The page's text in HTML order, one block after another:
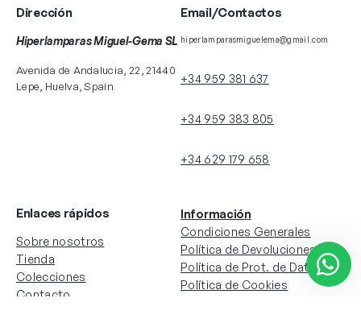
Dirección
Hiperlamparas Miguel-Gema SL
Avenida de Andalucia, 22, 21440
Lepe, Huelva, Spain
Email/Contactos
hiperlamparasmiguelema@gmail.com
+34 959 381 637
+34 959 383 805
+34 629 179 658
Enlaces rápidos
Sobre nosotros
Tienda
Colecciones
Contacto
Información
Condiciones Generales
Política de Devoluciones
Política de Prot. de Datos
Política de Cookies